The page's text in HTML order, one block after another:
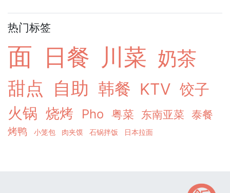
热门标签
面 日餐 川菜 奶茶
甜点 自助 韩餐 KTV 饺子
火锅 烧烤 Pho 粤菜 东南亚菜 泰餐
烤鸭 小笼包 肉夹馍 石锅拌饭 日本拉面